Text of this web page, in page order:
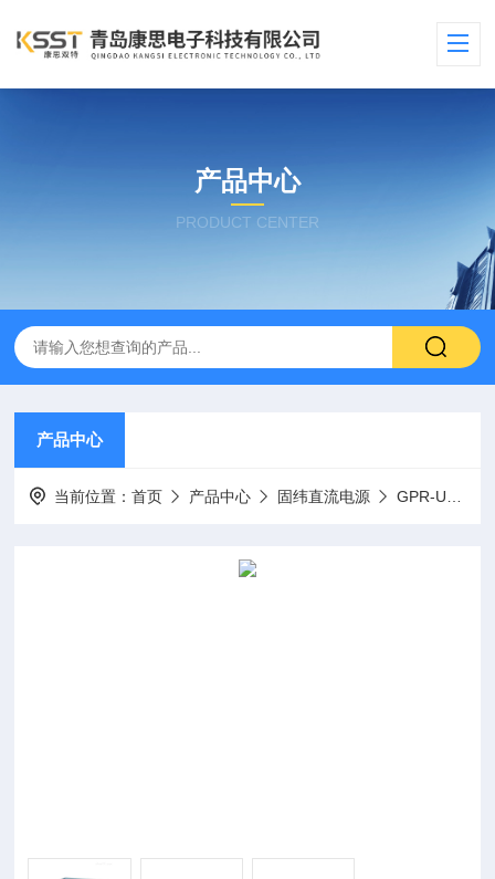
产品中心
PRODUCT CENTER
产品中心
当前位置：首页 产品中心 固纬直流电源 GPR-U系列（线性）单通道直流电源